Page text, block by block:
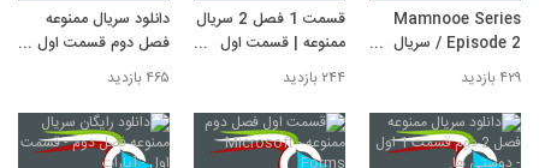
Mamnooe Series
Episode 2 / سریال
جدید ممنوعه - قسمت
دوم - یوتیوب
۴۲۹ بازدید
قسمت 1 فصل 2 سریال
ممنوعه | قسمت اول
فصل دوم ممنوعه
۲۴۴ بازدید
دانلود سریال ممنوعه
فصل دوم قسمت اول با
لینک مستقیم
۴۶۵ بازدید